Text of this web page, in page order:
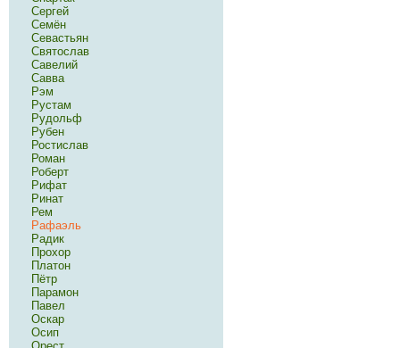
Сергей
Семён
Севастьян
Святослав
Савелий
Савва
Рэм
Рустам
Рудольф
Рубен
Ростислав
Роман
Роберт
Рифат
Ринат
Рем
Рафаэль
Радик
Прохор
Платон
Пётр
Парамон
Павел
Оскар
Осип